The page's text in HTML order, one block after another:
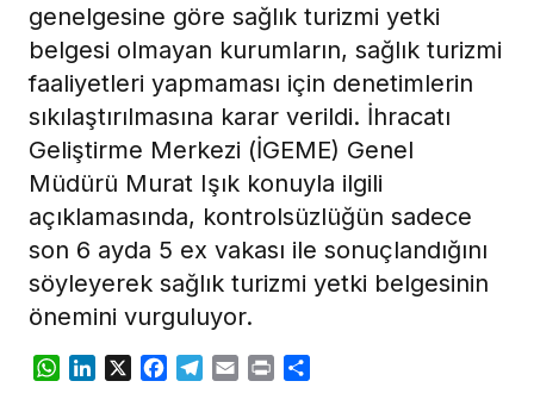
genelgesine göre sağlık turizmi yetki
belgesi olmayan kurumların, sağlık turizmi
faaliyetleri yapmaması için denetimlerin
sıkılaştırılmasına karar verildi. İhracatı
Geliştirme Merkezi (İGEME) Genel
Müdürü Murat Işık konuyla ilgili
açıklamasında, kontrolsüzlüğün sadece
son 6 ayda 5 ex vakası ile sonuçlandığını
söyleyerek sağlık turizmi yetki belgesinin
önemini vurguluyor.
WhatsApp
LinkedIn
X Facebook
Telegram
Email Print